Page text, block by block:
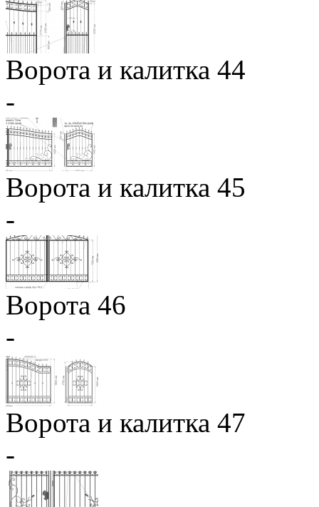
Ворота и калитка 44
-
Ворота и калитка 45
-
Ворота 46
-
Ворота и калитка 47
-